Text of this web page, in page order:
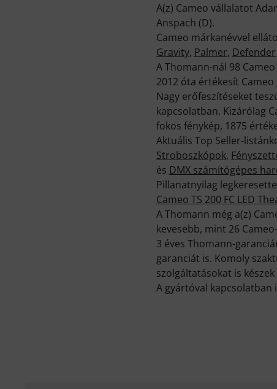
A(z) Cameo vállalatot
Anspach (D).
Cameo márkanévvel
Gravity, Palmer, Defender
A Thomann-nál 98
2012 óta értékesít
Nagy erőfeszítéseket
kapcsolatban. Kizárólag
fokos fénykép, 1875
Aktuális Top Seller-
Stroboszkópok,
és DMX számítógépes
Pillanatnyilag
Cameo TS 200 FC LED
A Thomann még a(z)
kevesebb, mint 26
3 éves Thomann-
garanciát is. Komoly
szolgáltatásokat is
A gyártóval